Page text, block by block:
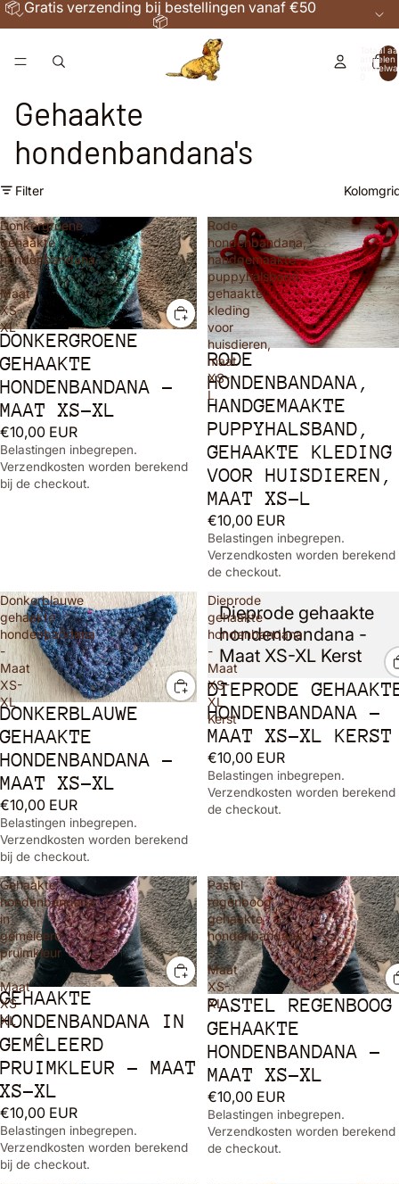
📦 Gratis verzending bij bestellingen vanaf €50
📦
Totaal
artikelen
Gehaakte
hondenbandana's
Filter
Donkergroene
gehaakte
hondenbandana
-
Maat
XS-
XL
DONKERGROENE
GEHAAKTE
HONDENBANDANA -
MAAT XS-XL
€10,00 EUR
Belastingen inbegrepen.
Verzendkosten worden berekend
bij de checkout.
Rode
hondenbandana,
handgemaakte
puppyhalsband,
gehaakte
kleding
voor
huisdieren,
maat
XS-
L
Uitverkocht
RODE
HONDENBANDANA,
HANDGEMAAKTE
PUPPYHALSBAND,
GEHAAKTE KLEDING
VOOR HUISDIEREN,
MAAT XS-L
€10,00 EUR
Belastingen inbegrepen.
Verzendkosten worden berekend
de checkout.
Donkerblauwe
gehaakte
hondenbandana
-
Maat
XS-
XL
DONKERBLAUWE
GEHAAKTE
HONDENBANDANA -
MAAT XS-XL
€10,00 EUR
Belastingen inbegrepen.
Verzendkosten worden berekend
bij de checkout.
Dieprode
gehaakte
hondenbandana
-
Maat
XS-
XL
Kerst
Dieprode gehaakte
hondenbandana -
Maat XS-XL Kerst
DIEPRODE
HONDENBANDANA -
MAAT XS-XL KERST
€10,00 EUR
Belastingen inbegrepen.
Verzendkosten worden berekend
de checkout.
Gehaakte
hondenbandana
in
gemêleerd
pruimkleur
-
Maat
XS-
XL
GEHAAKTE
HONDENBANDANA IN
GEMÊLEERD
PRUIMKLEUR - MAAT
XS-XL
€10,00 EUR
Belastingen inbegrepen.
Verzendkosten worden berekend
bij de checkout.
Pastel
regenboog
gehaakte
hondenbandana
-
Maat
XS-
XL
PASTEL REGENBOOG
GEHAAKTE
HONDENBANDANA -
MAAT XS-XL
€10,00 EUR
Belastingen inbegrepen.
Verzendkosten worden berekend
de checkout.